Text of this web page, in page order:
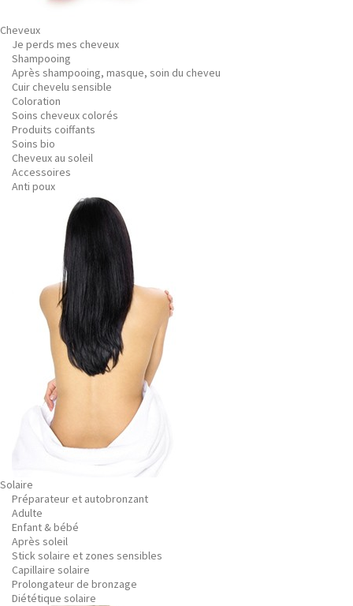
Cheveux
Je perds mes cheveux
Shampooing
Après shampooing, masque, soin du cheveu
Cuir chevelu sensible
Coloration
Soins cheveux colorés
Produits coiffants
Soins bio
Cheveux au soleil
Accessoires
Anti poux
Solaire
Préparateur et autobronzant
Adulte
Enfant & bébé
Après soleil
Stick solaire et zones sensibles
Capillaire solaire
Prolongateur de bronzage
Diététique solaire